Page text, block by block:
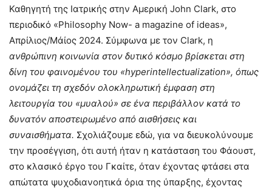
Καθηγητή της Ιατρικής στην Αμερική John Clark, στο
περιοδικό «Philosophy Now- a magazine of ideas»,
Απρίλιος/Μάίος 2024. Σύμφωνα με τον Clark, η
ανθρώπινη κοινωνία στον δυτικό κόσμο βρίσκεται στη
δίνη του φαινομένου του «hyperintellectualization», όπως
ονομάζει τη σχεδόν ολοκληρωτική έμφαση στη
λειτουργία του «μυαλού» σε ένα περιβάλλον κατά το
δυνατόν αποστειρωμένο από αισθήσεις και
συναισθήματα. Σχολιάζουμε εδώ, για να διευκολύνουμε
την προσέγγιση, ότι αυτή ήταν η κατάσταση του Φάουστ,
στο κλασικό έργο του Γκαίτε, όταν έχοντας φτάσει στα
απώτατα ψυχοδιανοητικά όρια της ύπαρξης, έχοντας